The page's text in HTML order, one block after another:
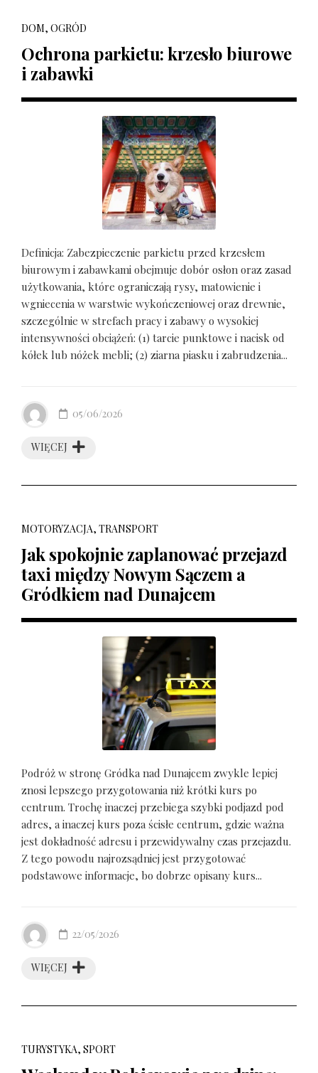
DOM, OGRÓD
Ochrona parkietu: krzesło biurowe
i zabawki
Definicja: Zabezpieczenie parkietu przed krzesłem
biurowym i zabawkami obejmuje dobór osłon oraz zasad
użytkowania, które ograniczają rysy, matowienie i
wgniecenia w warstwie wykończeniowej oraz drewnie,
szczególnie w strefach pracy i zabawy o wysokiej
intensywności obciążeń: (1) tarcie punktowe i nacisk od
kółek lub nóżek mebli; (2) ziarna piasku i zabrudzenia...
WIĘCEJ
05/06/2026
MOTORYZACJA, TRANSPORT
Jak spokojnie zaplanować przejazd
taxi między Nowym Sączem a
Gródkiem nad Dunajcem
Podróż w stronę Gródka nad Dunajcem zwykle lepiej
znosi lepszego przygotowania niż krótki kurs po
centrum. Trochę inaczej przebiega szybki podjazd pod
adres, a inaczej kurs poza ścisłe centrum, gdzie ważna
jest dokładność adresu i przewidywalny czas przejazdu.
Z tego powodu najrozsądniej jest przygotować
podstawowe informacje, bo dobrze opisany kurs...
WIĘCEJ
22/05/2026
TURYSTYKA, SPORT